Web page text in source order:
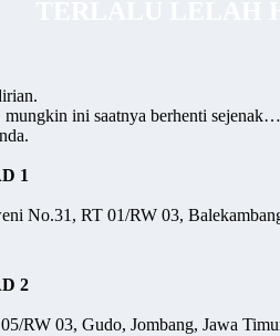
mungkin ini saatnya berhenti
1
No.31, RT 01/RW 03,
2
RW 03, Gudo, Jombang, Jawa